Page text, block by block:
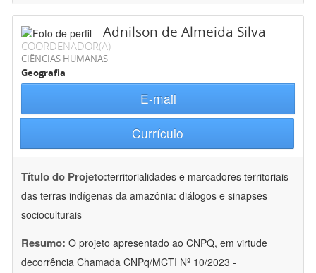
Adnilson de Almeida Silva
COORDENADOR(A)
CIÊNCIAS HUMANAS
Geografia
E-mail
Currículo
Título do Projeto:territorialidades e marcadores territoriais
das terras indígenas da amazônia: diálogos e sinapses
socioculturais
Resumo: O projeto apresentado ao CNPQ, em virtude
decorrência Chamada CNPq/MCTI Nº 10/2023 -